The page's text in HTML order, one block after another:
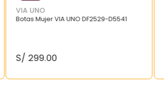
VIA UNO
Botas Mujer VIA UNO DF2529-D5541
S/ 299.00